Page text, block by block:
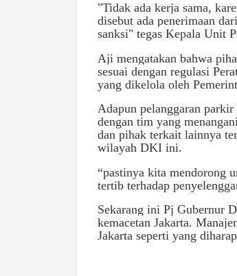
"Tidak ada kerja sama,
disebut ada penerimaan
sanksi" tegas Kepala Unit
Aji mengatakan bahwa
sesuai dengan regulasi
yang dikelola oleh
Adapun pelanggaran
dengan tim yang
dan pihak terkait lainnya
wilayah DKI ini.
“pastinya kita mendorong
tertib terhadap
Sekarang ini Pj Gubernur
kemacetan Jakarta.
Jakarta seperti yang